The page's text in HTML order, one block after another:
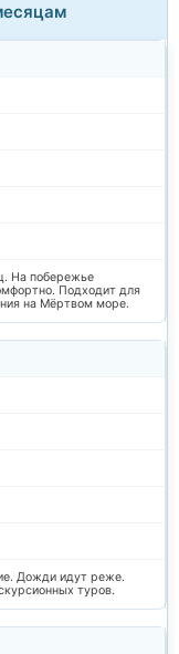
На побережье
Подходит для
на Мёртвом море.
Дожди идут реже.
туров.